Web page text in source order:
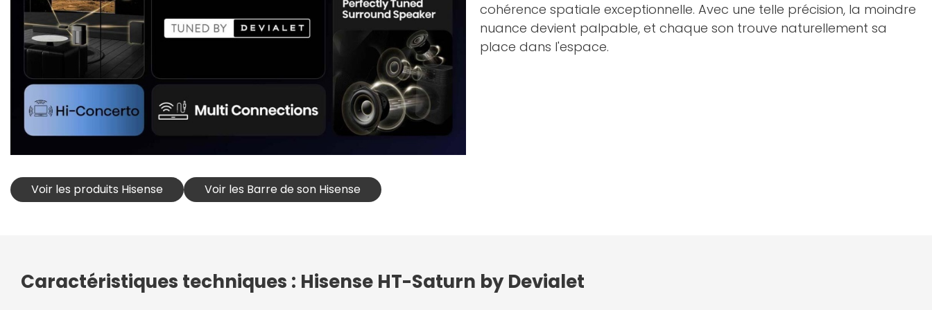
cohérence spatiale exceptionnelle. Avec une telle précision, la moindre
nuance devient palpable, et chaque son trouve naturellement sa
place dans l'espace.
Voir les produits Hisense Voir les Barre de son Hisense
Caractéristiques techniques : Hisense HT-Saturn by Devialet